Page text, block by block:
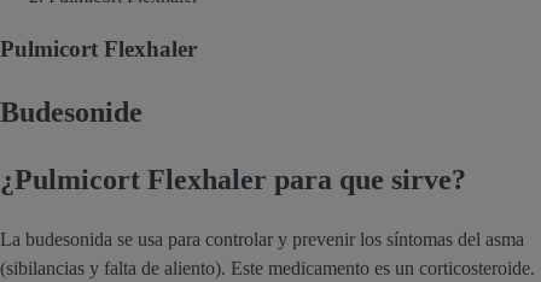
Pulmicort Flexhaler
Budesonide
¿Pulmicort Flexhaler para que sirve?
La budesonida se usa para controlar y prevenir los síntomas del asma
(sibilancias y falta de aliento). Este medicamento es un corticosteroide.